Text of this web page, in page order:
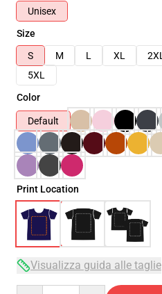
Unisex
Size
S
M L XL 2XL
5XL
Color
Default
Print Location
Visualizza guida alle taglie